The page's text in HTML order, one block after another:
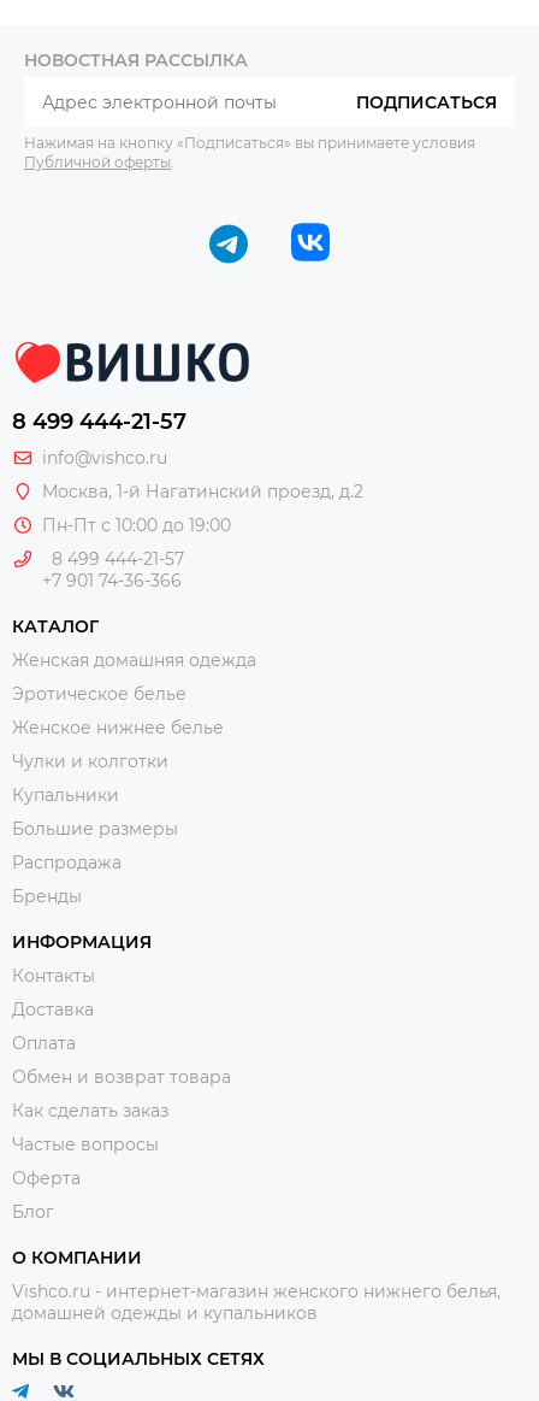
НОВОСТНАЯ РАССЫЛКА
ПОДПИСАТЬСЯ
Нажимая на кнопку «Подписаться» вы принимаете условия
Публичной оферты
8 499 444-21-57
info@vishco.ru
Москва, 1-й Нагатинский проезд, д.2
Пн-Пт с 10:00 до 19:00
8 499 444-21-57
+7 901 74-36-366
КАТАЛОГ
Женская домашняя одежда
Эротическое белье
Женское нижнее белье
Чулки и колготки
Купальники
Большие размеры
Распродажа
Бренды
ИНФОРМАЦИЯ
Контакты
Доставка
Оплата
Обмен и возврат товара
Как сделать заказ
Частые вопросы
Оферта
Блог
О КОМПАНИИ
Vishco.ru - интернет-магазин женского нижнего белья,
домашней одежды и купальников
МЫ В СОЦИАЛЬНЫХ СЕТЯХ